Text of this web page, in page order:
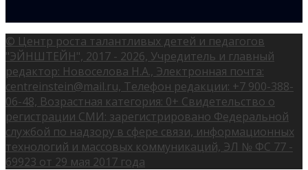
© Центр роста талантливых детей и педагогов
"ЭЙНШТЕЙН", 2017 - 2026, Учредитель и главный
редактор: Новоселова Н.А., Электронная почта:
centreinstein@mail.ru, Телефон редакции: +7 900-388-
06-48, Возрастная категория: 0+ Свидетельство о
регистрации СМИ: зарегистрировано Федеральной
службой по надзору в сфере связи, информационных
технологий и массовых коммуникаций, ЭЛ № ФС 77 -
69923 от 29 мая 2017 года